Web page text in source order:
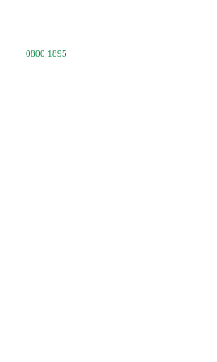
0800 1895